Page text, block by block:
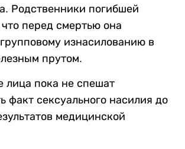
Родственники погибшей
перед смертью она
изнасилованию в
прутом.
лица пока не спешат
факт сексуального насилия до
медицинской